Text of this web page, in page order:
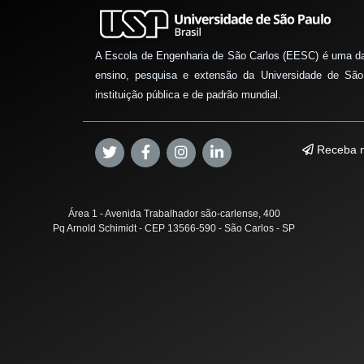
A Escola de Engenharia de São Carlos (EESC) é uma
ensino, pesquisa e extensão da Universidade de
instituição pública e de padrão mundial.
Receba
Área 1 - Avenida Trabalhador são-carlense, 400
Pq Arnold Schimidt - CEP 13566-590 - São Carlos - SP